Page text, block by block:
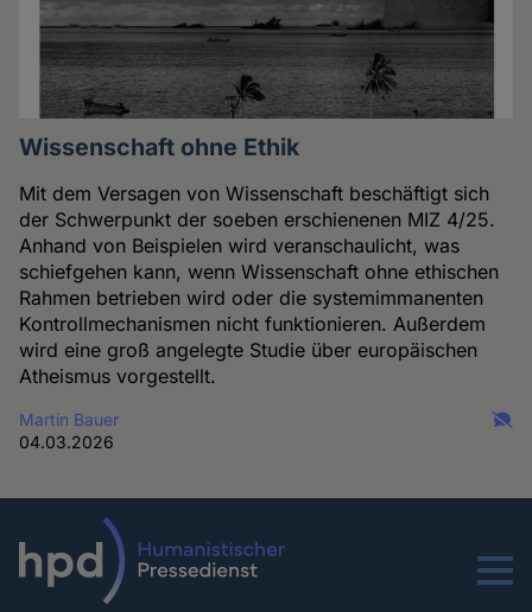
Wissenschaft ohne Ethik
Mit dem Versagen von Wissenschaft beschäftigt sich
der Schwerpunkt der soeben erschienenen MIZ 4/25.
Anhand von Beispielen wird veranschaulicht, was
schiefgehen kann, wenn Wissenschaft ohne ethischen
Rahmen betrieben wird oder die systemimmanenten
Kontrollmechanismen nicht funktionieren. Außerdem
wird eine groß angelegte Studie über europäischen
Atheismus vorgestellt.
Martin Bauer
04.03.2026
Menu